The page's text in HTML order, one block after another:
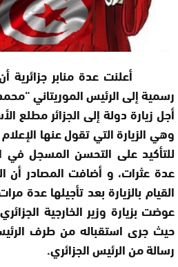
أعلنت عدة منابر جزائرية
رسمية إلى الرئيس الموريتاني
أجل زيارة دولة إلى الجزائر مطلع
وهي الزيارة التي تقول عنها
للتأكيد على التحسن المسجل في
عدة عثرات، و أضافت المصادر أن
القيام بالزيارة بعد تأجيلها عدة
عوضت بزيارة وزير الخارجية
حيث جرى استقباله من طرف
رسالة من الرئيس الجزائري.